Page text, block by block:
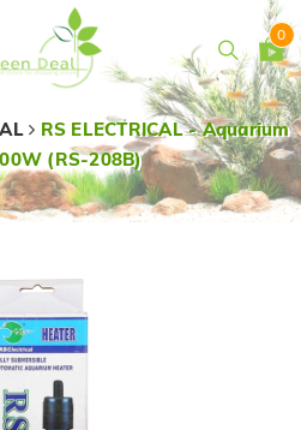
0
RS ELECTRICAL - Aquarium
(RS-208B)